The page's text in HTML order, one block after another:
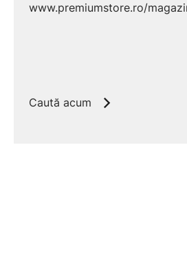
www.premiumstore.ro/
Caută acum